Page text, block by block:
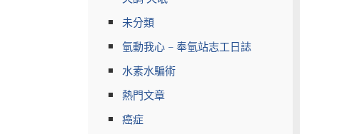
未分類
氫動我心 – 奉氫站志工日誌
水素水騙術
熱門文章
癌症